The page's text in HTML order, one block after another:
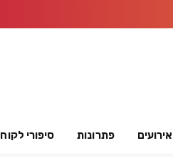
אירועים פתרונות סיפורי לקוח